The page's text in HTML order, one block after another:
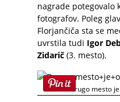
nagrade potegovalo
fotografov. Poleg
Florjančiča sta se
uvrstila tudi Igor
Zidarič (3. mesto).
Drugo mesto